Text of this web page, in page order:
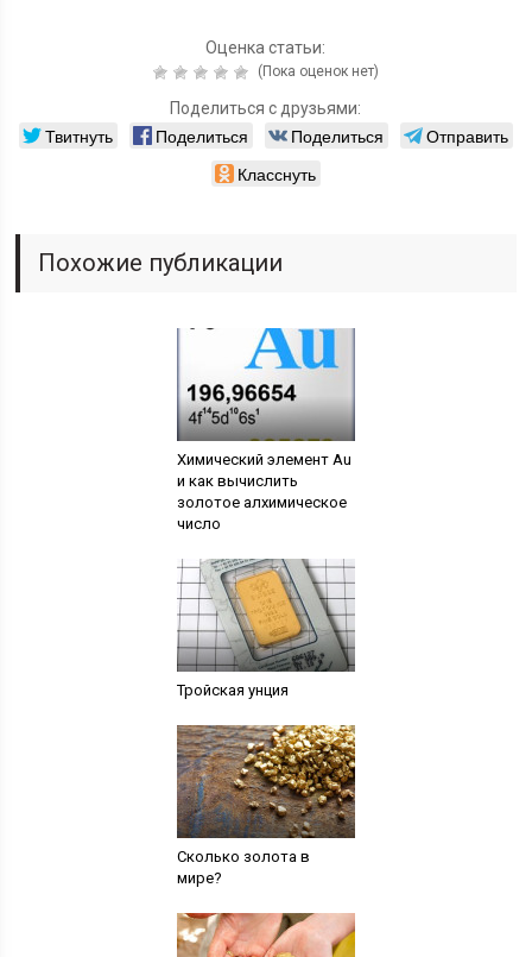
Оценка статьи:
(Пока оценок нет)
Поделиться с друзьями:
Твитнуть Поделиться Поделиться
Отправить
Класснуть
Похожие публикации
Химический элемент Au
и как вычислить
золотое алхимическое
число
Тройская унция
Сколько золота в
мире?